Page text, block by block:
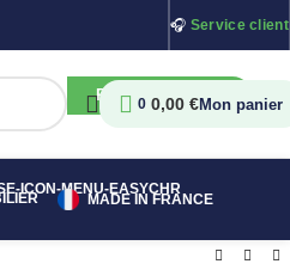
🎧 Service client
RECHERCHER
0 0,00 €
MADE IN FRANCE